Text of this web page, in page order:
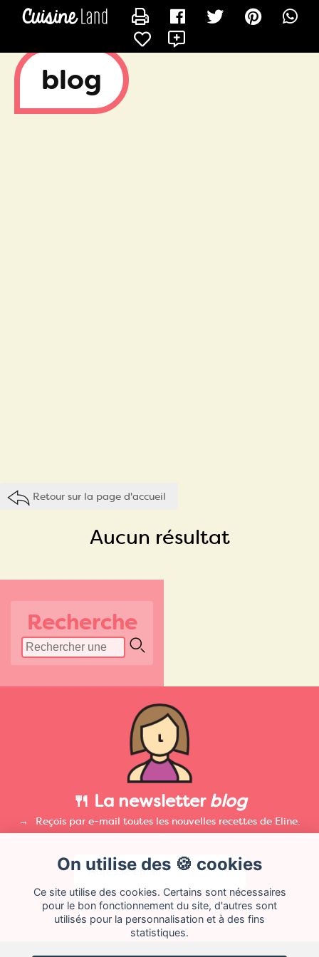
blog
Recherche
Retour sur la page d'accueil
Aucun résultat
On utilise des 🍪 cookies
Ce site utilise des cookies. Certains sont nécessaires
pour le bon fonctionnement du site, d'autres sont
utilisés pour la personnalisation et à des fins
statistiques.
🍴 La newsletterblog
Reçois par e-mail toutes les nouvelles recettes de Eline.
CONTACTER ELINE